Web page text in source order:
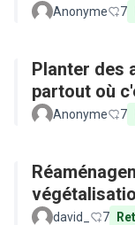
Anonyme 7
Planter des
partout où
Anonyme 7
david_ 7